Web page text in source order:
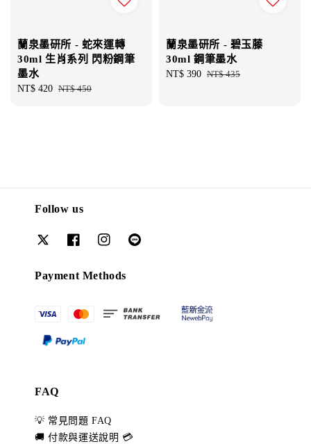
蘭泉墨研所 - 蛇來運轉
30ml 生肖系列 閃粉鋼筆
墨水
Sale
NT$ 420 Regular
NT$ 450
蘭泉墨研所 - 碧玉藤
30ml 鋼筆墨水
Sale
NT$ 390 Regular
NT$ 435
Follow us
Payment Methods
FAQ
💡 常見問題 FAQ
🚚 付款與運送說明 💳